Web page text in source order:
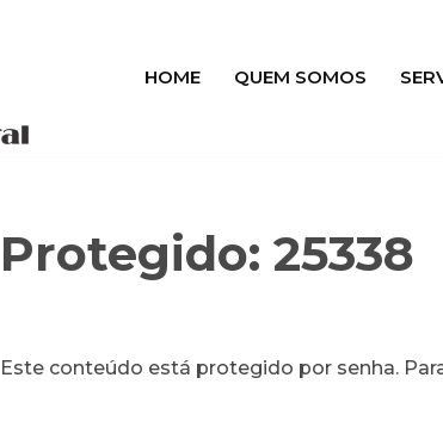
HOME QUEM SOMOS
Protegido: 25338
Este conteúdo está protegido por senha.